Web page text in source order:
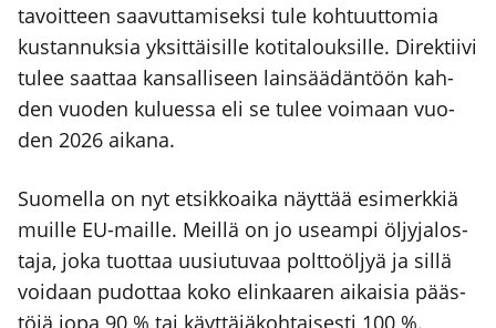
tavoit­teen saa­vut­ta­mi­sek­si tule koh­tuut­to­mia
kus­tan­nuk­sia yksit­täi­sil­le koti­ta­louk­sil­le. Direk­tii­vi
tulee saat­taa kan­sal­li­seen lain­sää­dän­töön kah­
den vuo­den kulues­sa eli se tulee voi­maan vuo­
den 2026 aika­na.
Suo­mel­la on nyt etsik­koai­ka näyt­tää esi­merk­kiä
muil­le EU-mail­le. Meil­lä on jo useam­pi öljy­ja­los­
ta­ja, joka tuot­taa uusiu­tu­vaa polt­to­öl­jyä ja sil­lä
voi­daan pudot­taa koko elin­kaa­ren aikai­sia pääs­
tö­jä jopa 90 % tai käyt­tä­jä­koh­tai­ses­ti 100 %.